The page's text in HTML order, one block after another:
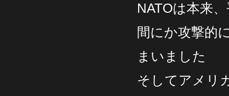
NATOは本来
間にか攻撃的
まいました
そしてアメリ